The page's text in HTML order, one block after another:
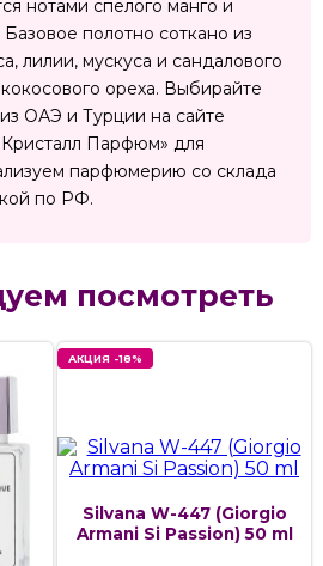
нотами спелого манго и
полотно соткано из
лилии, мускуса и сандалового
ореха. Выбирайте
ОАЭ и Турции на сайте
Парфюм» для
парфюмерию со склада
по РФ.
посмотреть
АКЦИЯ -18%
Silvana W-447 (Giorgio
Armani Si Passion) 50 ml